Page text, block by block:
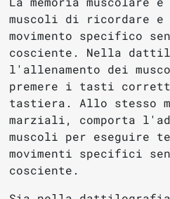
muscoli di ricordare e
movimento specifico
cosciente. Nella
l'allenamento dei
premere i tasti
tastiera. Allo stesso
marziali, comporta
muscoli per eseguire
movimenti specifici
cosciente.